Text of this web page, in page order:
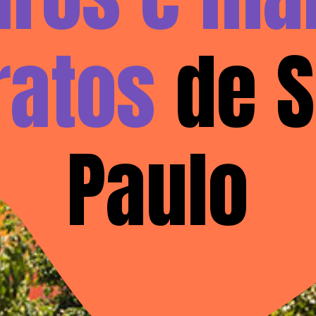
de
Paulo